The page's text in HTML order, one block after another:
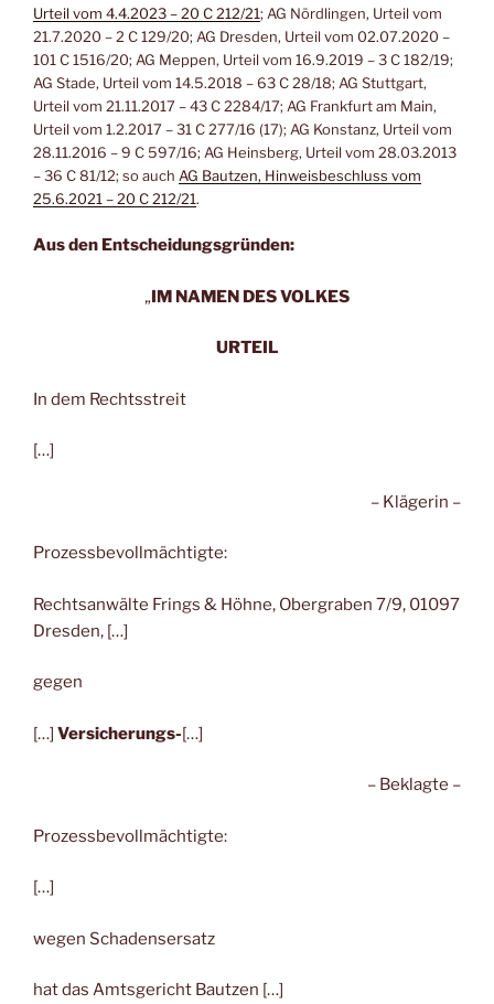
Urteil vom 4.4.2023 – 20 C 212/21; AG Nördlingen, Urteil vom
21.7.2020 – 2 C 129/20; AG Dresden, Urteil vom 02.07.2020 –
101 C 1516/20; AG Meppen, Urteil vom 16.9.2019 – 3 C 182/19;
AG Stade, Urteil vom 14.5.2018 – 63 C 28/18; AG Stuttgart,
Urteil vom 21.11.2017 – 43 C 2284/17; AG Frankfurt am Main,
Urteil vom 1.2.2017 – 31 C 277/16 (17); AG Konstanz, Urteil vom
28.11.2016 – 9 C 597/16; AG Heinsberg, Urteil vom 28.03.2013
– 36 C 81/12; so auch AG Bautzen, Hinweisbeschluss vom
25.6.2021 – 20 C 212/21.
Aus den Entscheidungsgründen:
„IM NAMEN DES VOLKES
URTEIL
In dem Rechtsstreit
[…]
– Klägerin –
Prozessbevollmächtigte:
Rechtsanwälte Frings & Höhne, Obergraben 7/9, 01097
Dresden, […]
gegen
[…] Versicherungs-[…]
– Beklagte –
Prozessbevollmächtigte:
[…]
wegen Schadensersatz
hat das Amtsgericht Bautzen […]